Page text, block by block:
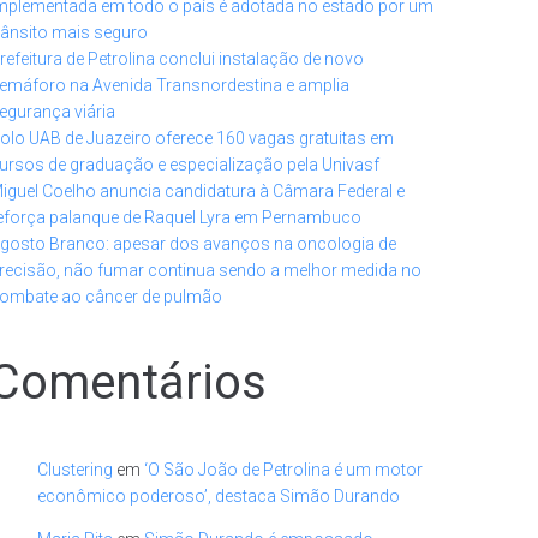
em todo o país é adotada no estado por um
mais seguro
de Petrolina conclui instalação de novo
na Avenida Transnordestina e amplia
viária
UAB de Juazeiro oferece 160 vagas gratuitas em
de graduação e especialização pela Univasf
Coelho anuncia candidatura à Câmara Federal e
palanque de Raquel Lyra em Pernambuco
Branco: apesar dos avanços na oncologia de
não fumar continua sendo a melhor medida no
ao câncer de pulmão
Clustering em ‘O São João de Petrolina é um motor
econômico poderoso’, destaca Simão Durando